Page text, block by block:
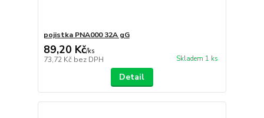
pojistka PNA000 32A gG
89,20 Kč/ks
73,72 Kč bez DPH Skladem 1 ks
Detail